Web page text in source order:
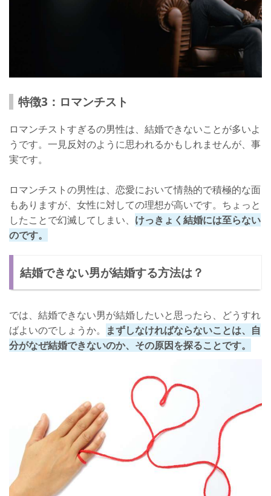
特徴3：ロマンチスト
ロマンチストすぎるの男性は、結婚できないことが多いよ
うです。一見反対のように思われるかもしれませんが、事
実です。
ロマンチストの男性は、恋愛において情熱的で積極的な面
もありますが、女性に対しての理想が高いです。ちょっと
したことで幻滅してしまい、 けっきょく結婚には至らない
のです。
結婚できない男が結婚する方法は？
では、結婚できない男が結婚したいと思ったら、どうすれ
ばよいのでしょうか。
まずしなければならないことは、自
分がなぜ結婚できないのか、その原因を探ることです。